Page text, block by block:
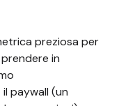
preziosa per
in
paywall (un